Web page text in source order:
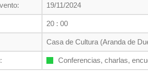
19/11/2024
20 : 00
Casa de Cultura (Aranda de
Conferencias, charlas,